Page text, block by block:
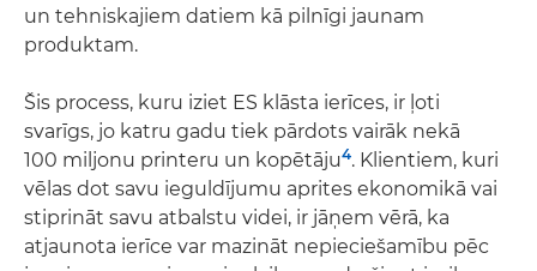
un tehniskajiem datiem kā pilnīgi jaunam
produktam.
Šis process, kuru iziet ES klāsta ierīces, ir ļoti
svarīgs, jo katru gadu tiek pārdots vairāk nekā
100 miljonu printeru un kopētāju4. Klientiem, kuri
vēlas dot savu ieguldījumu aprites ekonomikā vai
stiprināt savu atbalstu videi, ir jāņem vērā, ka
atjaunota ierīce var mazināt nepieciešamību pēc